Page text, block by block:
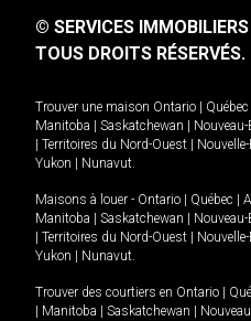
© SERVICES
TOUS DROITS RÉSERVÉS.
Trouver une maison Ontario Québec
Manitoba
Saskatchewan
Territoires du Nord-Ouest
Yukon
Nunavut.
Maisons à louer - Ontario Québec
Manitoba
Saskatchewan
Territoires du Nord-Ouest
Yukon
Nunavut.
Trouver des courtiers en Ontario
Manitoba Saskatchewan